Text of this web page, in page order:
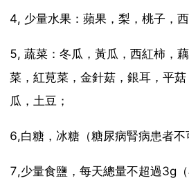
4, 少量水果：蘋果，梨，桃子，西
5, 蔬菜：冬瓜，黃瓜，西紅柿，
菜，紅莧菜，金針菇，銀耳，平
瓜，土豆；
6,白糖，冰糖（糖尿病腎病患者不
7,少量食鹽，每天總量不超過3g